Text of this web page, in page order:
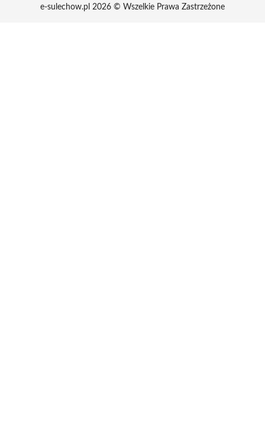
e-sulechow.pl 2026 © Wszelkie Prawa Zastrzeżone